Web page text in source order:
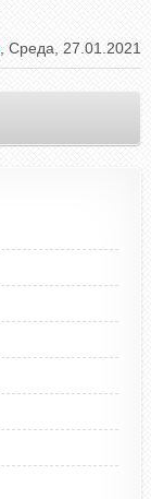
, Среда, 27.01.2021